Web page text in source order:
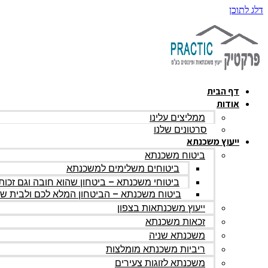
דלג לתוכן
דף הבית
אודות
ממליצים עלינו
סרטונים שלנו
ייעוץ משכנתא
ביטוח משכנתא
ביטוחים משלימים למשכנתא
ביטוחי משכנתא – ביטחון שהוא חובה וגם
ביטוח משכנתא – הביטחון המלא לכם ולבית
ייעוץ משכנתאות בצפון
זכאות משכנתא
משכנתא שניה
ריביות משכנתא מומלצות
משכנתא לזוגות צעירים